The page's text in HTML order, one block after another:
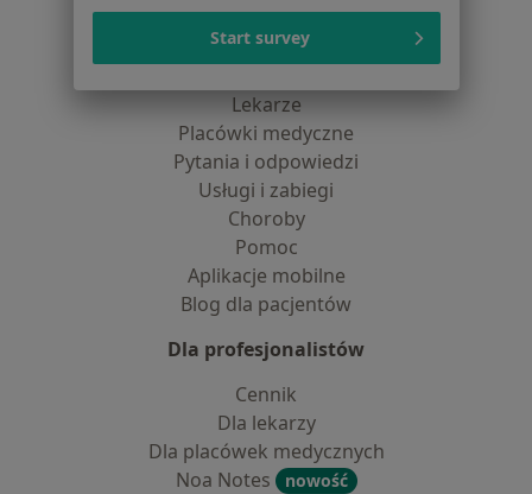
Kontakt
Dla pacjentów
Lekarze
Placówki medyczne
Pytania i odpowiedzi
Usługi i zabiegi
Choroby
Pomoc
Aplikacje mobilne
Blog dla pacjentów
Dla profesjonalistów
Cennik
Dla lekarzy
Dla placówek medycznych
Noa Notes
nowość
Start survey